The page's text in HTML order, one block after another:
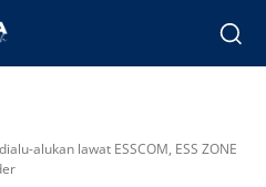
alukan lawat ESSCOM, ESS ZONE